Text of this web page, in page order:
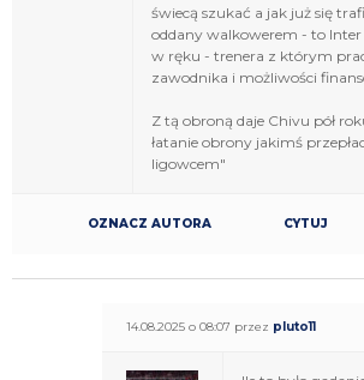
świecą szukać a jak już się
oddany walkowerem - to
w ręku - trenera z którym
zawodnika i możliwości
Z tą obroną daje Chivu pół
łatanie obrony jakimś
ligowcem"
OZNACZ AUTORA CYTUJ
14.08.2025 o 08:07 przez pluto11